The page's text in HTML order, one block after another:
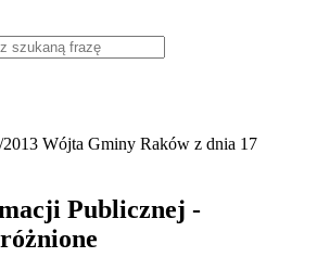
2013 Wójta Gminy Raków z dnia 17
Publicznej -